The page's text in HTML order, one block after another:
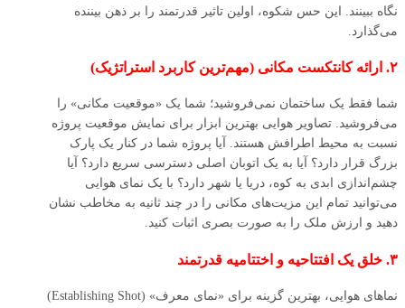
نگاه ببینند. این حس شکوه، اولین تاثیر قدرتمند را بر ذهن بیننده
می‌گذارد.
۲. ارائه کانتکست مکانی (مهم‌ترین کاربرد استراتژیک)
شما فقط یک ساختمان نمی‌فروشید؛ شما یک «موقعیت مکانی» را
می‌فروشید. تصاویر هوایی بهترین ابزار برای نمایش موقعیت پروژه
نسبت به محیط اطرافش هستند. آیا پروژه شما در کنار یک پارک
بزرگ قرار دارد؟ آیا به یک اتوبان اصلی دسترسی سریع دارد؟ آیا
چشم‌اندازی ابدی به کوه، دریا یا شهر دارد؟ با یک نمای هوایی
می‌توانید تمام این مزیت‌های مکانی را در چند ثانیه به مخاطب نشان
دهید و ارزش ملک را به صورت بصری اثبات کنید.
۳. خلق یک افتتاحیه و اختتامیه قدرتمند
نماهای هوایی، بهترین گزینه برای «نمای معرف» (Establishing Shot)